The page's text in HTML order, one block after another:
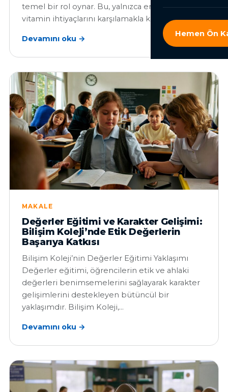
Hemen Ön
temel bir rol oynar. Bu, yalnızca enerji ve
vitamin ihtiyaçlarını karşılamakla kalmaz, aynı…
Devamını oku →
MAKALE
Değerler Eğitimi ve Karakter Gelişimi:
Bilişim Koleji’nde Etik Değerlerin
Başarıya Katkısı
Bilişim Koleji’nin Değerler Eğitimi Yaklaşımı
Değerler eğitimi, öğrencilerin etik ve ahlaki
değerleri benimsemelerini sağlayarak karakter
gelişimlerini destekleyen bütüncül bir
yaklaşımdır. Bilişim Koleji,…
Devamını oku →